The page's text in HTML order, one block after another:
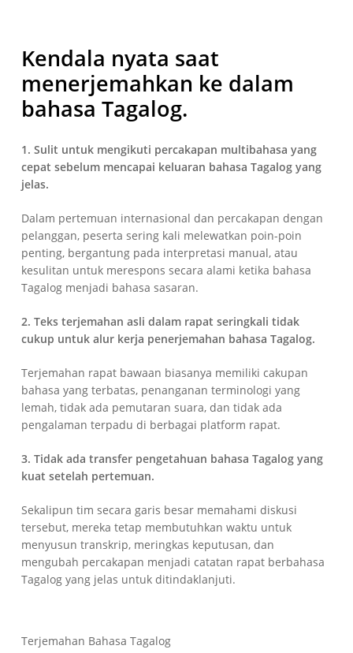
Kendala nyata saat
menerjemahkan ke dalam
bahasa Tagalog.
1. Sulit untuk mengikuti percakapan multibahasa yang
cepat sebelum mencapai keluaran bahasa Tagalog yang
jelas.
Dalam pertemuan internasional dan percakapan dengan
pelanggan, peserta sering kali melewatkan poin-poin
penting, bergantung pada interpretasi manual, atau
kesulitan untuk merespons secara alami ketika bahasa
Tagalog menjadi bahasa sasaran.
2. Teks terjemahan asli dalam rapat seringkali tidak
cukup untuk alur kerja penerjemahan bahasa Tagalog.
Terjemahan rapat bawaan biasanya memiliki cakupan
bahasa yang terbatas, penanganan terminologi yang
lemah, tidak ada pemutaran suara, dan tidak ada
pengalaman terpadu di berbagai platform rapat.
3. Tidak ada transfer pengetahuan bahasa Tagalog yang
kuat setelah pertemuan.
Sekalipun tim secara garis besar memahami diskusi
tersebut, mereka tetap membutuhkan waktu untuk
menyusun transkrip, meringkas keputusan, dan
mengubah percakapan menjadi catatan rapat berbahasa
Tagalog yang jelas untuk ditindaklanjuti.
Terjemahan Bahasa Tagalog